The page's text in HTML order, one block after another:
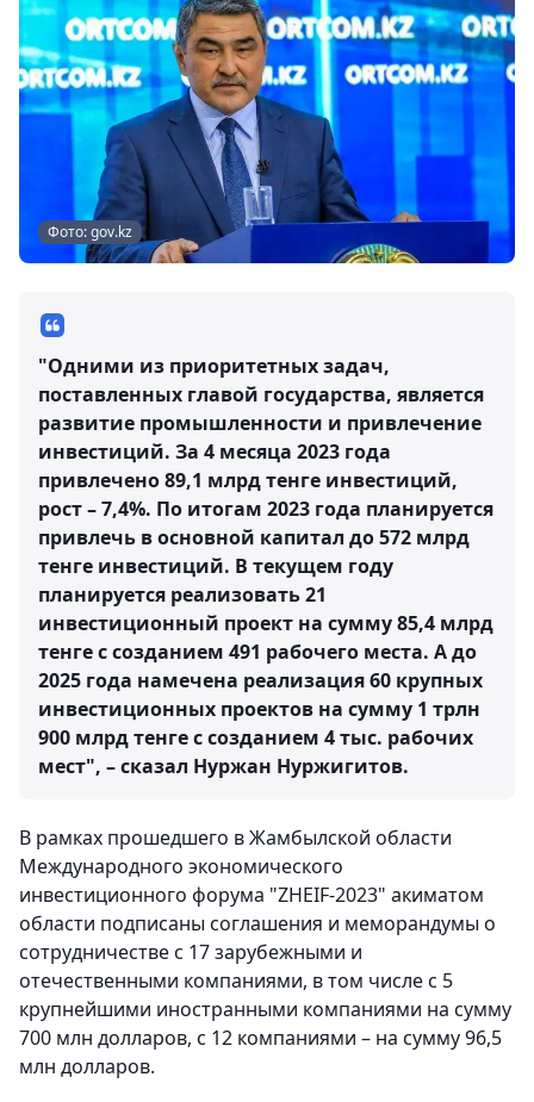
Фото: gov.kz
"Одними из приоритетных задач,
поставленных главой государства, является
развитие промышленности и привлечение
инвестиций. За 4 месяца 2023 года
привлечено 89,1 млрд тенге инвестиций,
рост – 7,4%. По итогам 2023 года планируется
привлечь в основной капитал до 572 млрд
тенге инвестиций. В текущем году
планируется реализовать 21
инвестиционный проект на сумму 85,4 млрд
тенге с созданием 491 рабочего места. А до
2025 года намечена реализация 60 крупных
инвестиционных проектов на сумму 1 трлн
900 млрд тенге с созданием 4 тыс. рабочих
мест", – сказал Нуржан Нуржигитов.
В рамках прошедшего в Жамбылской области
Международного экономического
инвестиционного форума "ZHEIF-2023" акиматом
области подписаны соглашения и меморандумы о
сотрудничестве с 17 зарубежными и
отечественными компаниями, в том числе с 5
крупнейшими иностранными компаниями на сумму
700 млн долларов, с 12 компаниями – на сумму 96,5
млн долларов.